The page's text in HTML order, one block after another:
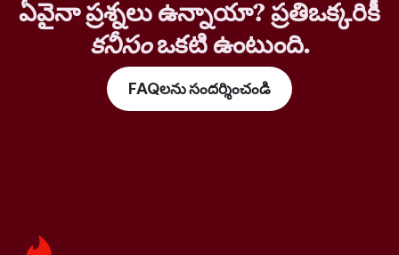
ఏవైనా ప్రశ్నలు ఉన్నాయా? ప్రతిఒక్కరికీ
కనీసంఒకటి ఉంటుంది.
FAQలను సందర్శించండి